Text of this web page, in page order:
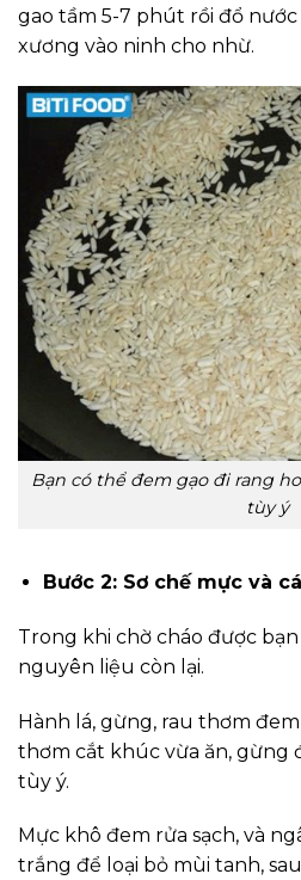
gao tầm 5-7 phút rồi đổ
xương vào ninh cho nhừ.
Bạn có thể đem gạo đi rang
tùy ý
Bước 2: Sơ chế mực và
Trong khi chờ cháo được
nguyên liệu còn lại.
Hành lá, gừng, rau thơm đem
thơm cắt khúc vừa ăn, gừng
tùy ý.
Mực khô đem rửa sạch, và
trắng để loại bỏ mùi tanh,